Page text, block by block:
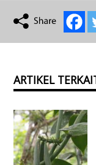
ARTIKEL